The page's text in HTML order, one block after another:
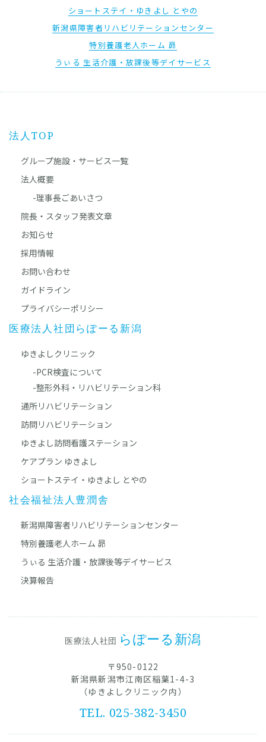
ショートステイ・ゆきよし とやの
新潟県障害者リハビリテーションセンター
特別養護老人ホーム 昴
うぃる 生活介護・放課後等デイサービス
医療法人社団 らぽーる新潟
〒950-0122
新潟県新潟市江南区稲葉1-4-3
（ゆきよしクリニック内）
TEL. 025-382-3450
法人TOP
グループ施設・サービス一覧
法人概要
-理事長ごあいさつ
院長・スタッフ発表文章
お知らせ
採用情報
お問い合わせ
ガイドライン
プライバシーポリシー
医療法人社団らぽーる新潟
ゆきよしクリニック
-PCR検査について
-整形外科・リハビリテーション科
通所リハビリテーション
訪問リハビリテーション
ゆきよし訪問看護ステーション
ケアプラン ゆきよし
ショートステイ・ゆきよし とやの
社会福祉法人豊潤舎
新潟県障害者リハビリテーションセンター
特別養護老人ホーム 昴
うぃる 生活介護・放課後等デイサービス
決算報告